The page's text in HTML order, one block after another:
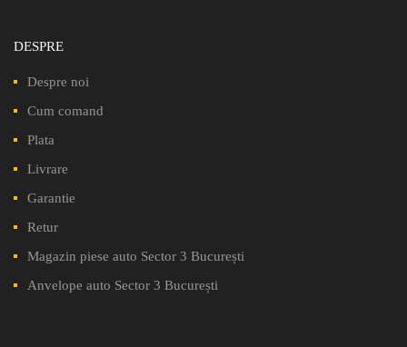
DESPRE
Despre noi
Cum comand
Plata
Livrare
Garantie
Retur
Magazin piese auto Sector 3 București
Anvelope auto Sector 3 București